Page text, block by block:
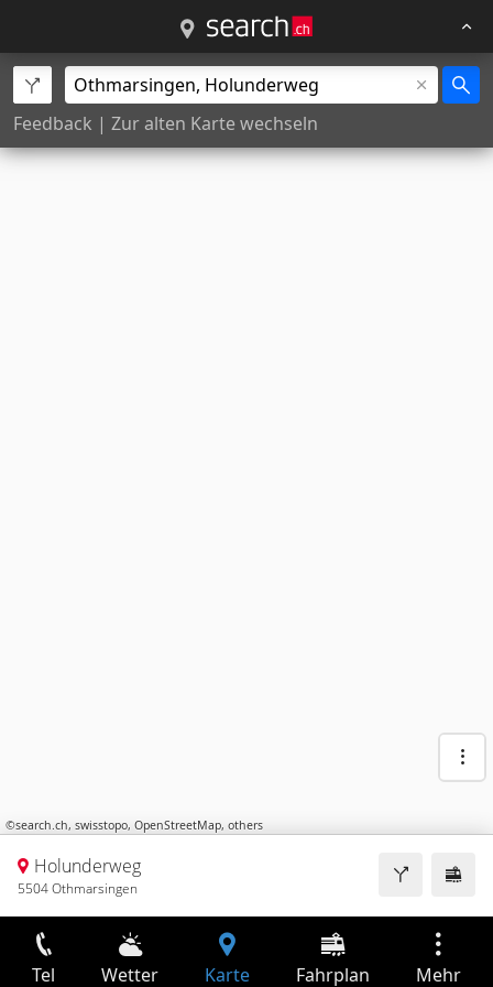
Feedback | Zur alten Karte wechseln
©search.ch, swisstopo, OpenStreetMap, others
Holunderweg
5504 Othmarsingen
Tel Wetter Karte Fahrplan Mehr